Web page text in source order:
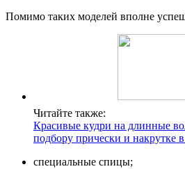
Помимо таких моделей вполне
Читайте также:
Красивые кудри на длинные
подбору прически и накрутке
специальные спицы;